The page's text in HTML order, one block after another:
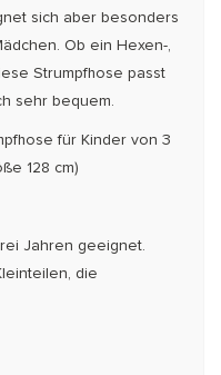
sich aber besonders
Ob ein Hexen-,
Strumpfhose passt
sehr bequem.
für Kinder von 3
128 cm)
Jahren geeignet.
die